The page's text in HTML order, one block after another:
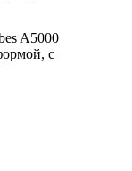
A5000
с